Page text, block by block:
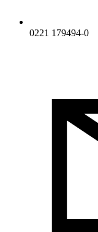
0221 179494-0